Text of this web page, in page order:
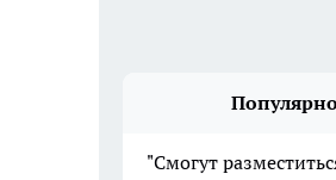
"Смогут